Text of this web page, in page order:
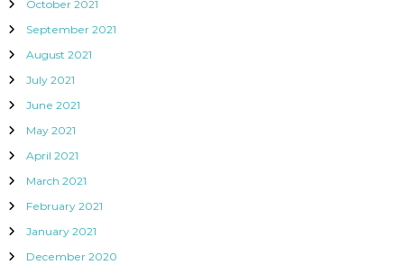
October 2021
September 2021
August 2021
July 2021
June 2021
May 2021
April 2021
March 2021
February 2021
January 2021
December 2020